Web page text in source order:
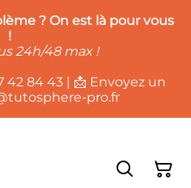
? On est là pour vous
!
24h/48 max !
42 84 43 | 📩 Envoyez un
pro.fr